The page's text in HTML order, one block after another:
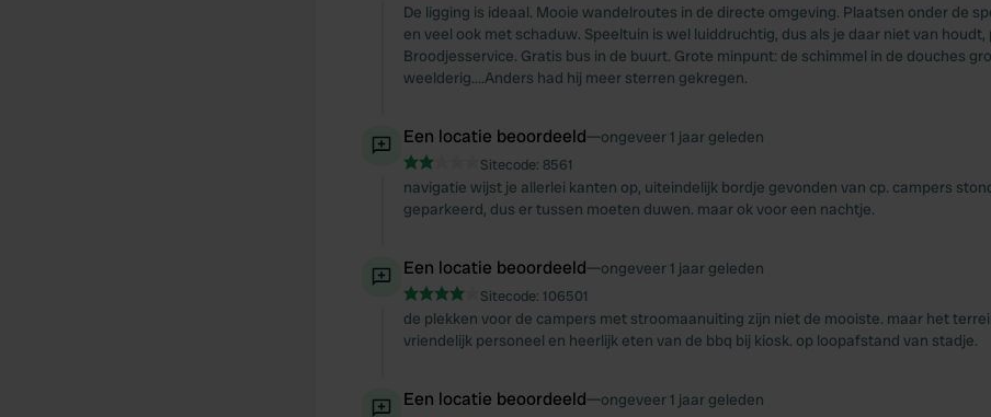
De ligging is ideaal. Mooie wandelroutes in de directe omgeving. Plaatsen onder de
en veel ook met schaduw. Speeltuin is wel luiddruchtig, dus als je daar niet van houdt,
Broodjesservice. Gratis bus in de buurt. Grote minpunt: de schimmel in de douches
weelderig....Anders had hij meer sterren gekregen.
Een locatie beoordeeld—ongeveer 1 jaar geleden
Sitecode: 8561
navigatie wijst je allerlei kanten op, uiteindelijk bordje gevonden van cp. campers
geparkeerd, dus er tussen moeten duwen. maar ok voor een nachtje.
Een locatie beoordeeld—ongeveer 1 jaar geleden
Sitecode: 106501
de plekken voor de campers met stroomaanuiting zijn niet de mooiste. maar het
vriendelijk personeel en heerlijk eten van de bbq bij kiosk. op loopafstand van stadje.
Een locatie beoordeeld—ongeveer 1 jaar geleden